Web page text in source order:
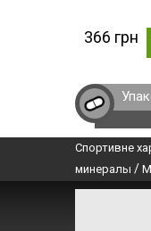
366 грн
Спортивне
минералы /